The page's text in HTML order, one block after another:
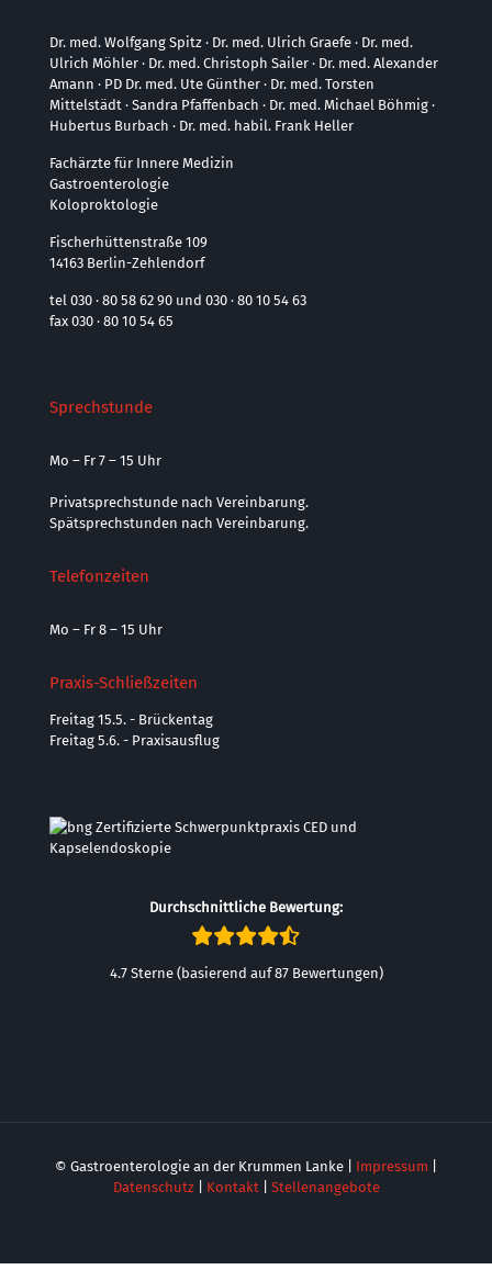
Dr. med. Wolfgang Spitz · Dr. med. Ulrich Graefe · Dr. med.
Ulrich Möhler · Dr. med. Christoph Sailer · Dr. med. Alexander
Amann · PD Dr. med. Ute Günther · Dr. med. Torsten
Mittelstädt · Sandra Pfaffenbach · Dr. med. Michael Böhmig ·
Hubertus Burbach · Dr. med. habil. Frank Heller
Fachärzte für Innere Medizin
Gastroenterologie
Koloproktologie
Fischerhüttenstraße 109
14163 Berlin-Zehlendorf
tel 030 · 80 58 62 90 und 030 · 80 10 54 63
fax 030 · 80 10 54 65
Sprechstunde
Mo – Fr 7 – 15 Uhr
Privatsprechstunde nach Vereinbarung.
Spätsprechstunden nach Vereinbarung.
Telefonzeiten
Mo – Fr 8 – 15 Uhr
Praxis-Schließzeiten
Freitag 15.5. - Brückentag
Freitag 5.6. - Praxisausflug
Durchschnittliche Bewertung:
4.7 Sterne (basierend auf 87 Bewertungen)
© Gastroenterologie an der Krummen Lanke | Impressum
Datenschutz| Kontakt| Stellenangebote